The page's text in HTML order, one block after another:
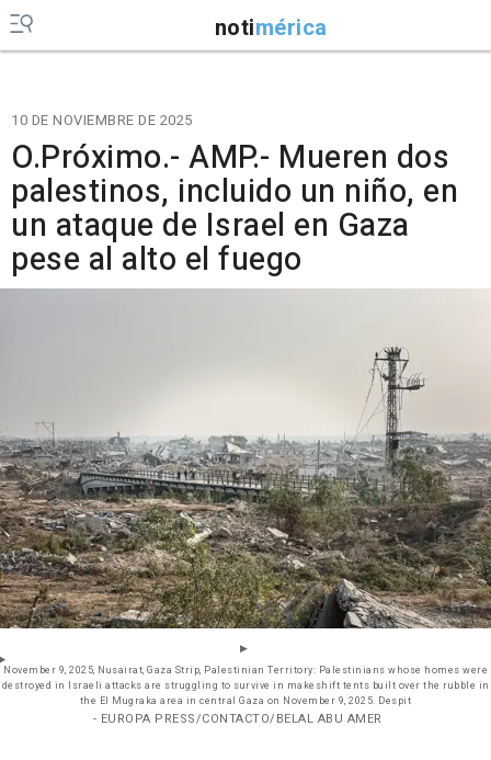
notimérica
10 DE NOVIEMBRE DE 2025
O.Próximo.- AMP.- Mueren dos
palestinos, incluido un niño, en
un ataque de Israel en Gaza
pese al alto el fuego
November 9, 2025, Nusairat, Gaza Strip, Palestinian Territory: Palestinians whose homes were
destroyed in Israeli attacks are struggling to survive in makeshift tents built over the rubble in
the El Mugraka area in central Gaza on November 9, 2025. Despit
- EUROPA PRESS/CONTACTO/BELAL ABU AMER